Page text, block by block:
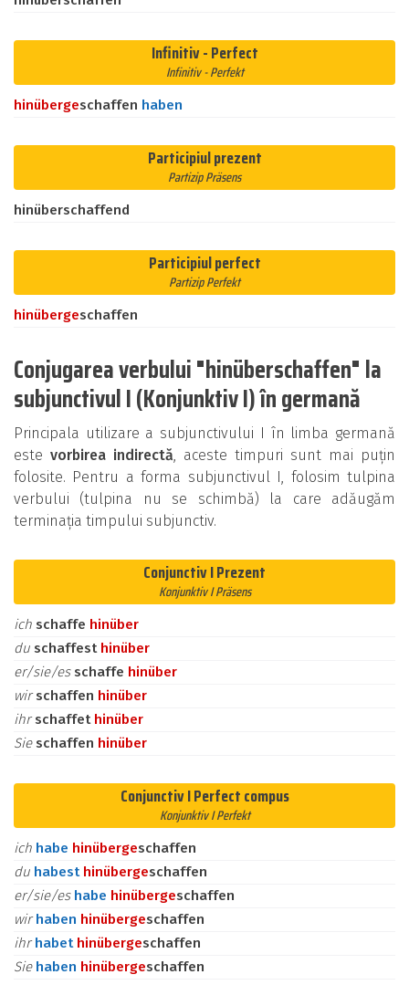
Infinitiv - Perfect
Infinitiv - Perfekt
hinübergeschaffen haben
Participiul prezent
Partizip Präsens
hinüberschaffend
Participiul perfect
Partizip Perfekt
hinübergeschaffen
Conjugarea verbului "hinüberschaffen" la
subjunctivul I (Konjunktiv I) în germană
Principala utilizare a subjunctivului I în limba germană
este vorbirea indirectă, aceste timpuri sunt mai puțin
folosite. Pentru a forma subjunctivul I, folosim tulpina
verbului (tulpina nu se schimbă) la care adăugăm
terminația timpului subjunctiv.
Conjunctiv I Prezent
Konjunktiv I Präsens
ich schaffe hinüber
du schaffest hinüber
er/sie/es schaffe hinüber
wirschaffen hinüber
ihrschaffet hinüber
Sie schaffen hinüber
Conjunctiv I Perfect compus
Konjunktiv I Perfekt
ich habe hinübergeschaffen
du habest hinübergeschaffen
er/sie/es habe hinübergeschaffen
wirhaben hinübergeschaffen
ihrhabet hinübergeschaffen
Sie haben hinübergeschaffen